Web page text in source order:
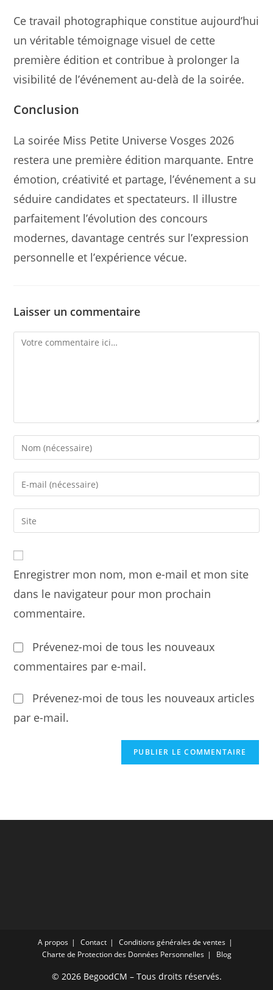
Ce travail photographique constitue aujourd’hui
un véritable témoignage visuel de cette
première édition et contribue à prolonger la
visibilité de l’événement au-delà de la soirée.
Conclusion
La soirée Miss Petite Universe Vosges 2026
restera une première édition marquante. Entre
émotion, créativité et partage, l’événement a su
séduire candidates et spectateurs. Il illustre
parfaitement l’évolution des concours
modernes, davantage centrés sur l’expression
personnelle et l’expérience vécue.
Laisser un commentaire
Comment
Enter
your
name
comment
Enter
your
email
address
comment
Saisir
l’URL
votre
site
(facultatif)
Enregistrer mon nom, mon e-mail et mon site
dans le navigateur pour mon prochain
commentaire.
Prévenez-moi de tous les nouveaux
commentaires par e-mail.
Prévenez-moi de tous les nouveaux articles
par e-mail.
A propos Contact
Conditions générales de ventes
Charte de Protection des Données Personnelles
Blog
© 2026 BegoodCM – Tous droits réservés.